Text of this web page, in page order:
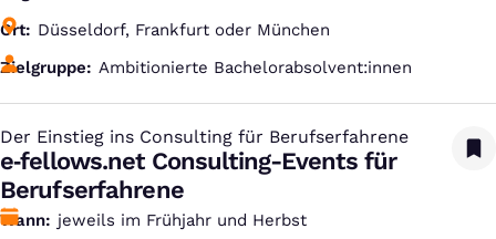
Ort
Düsseldorf, Frankfurt oder München
Zielgruppe
Ambitionierte Bachelorabsolvent:innen
Der Einstieg ins Consulting für Berufserfahrene
:
e‑fellows.net Consulting-Events für
Berufserfahrene
Wann
jeweils im Frühjahr und Herbst